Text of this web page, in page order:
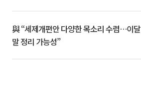
與 “세제개편안 다양한 목소리 수렴…이달
말 정리 가능성”